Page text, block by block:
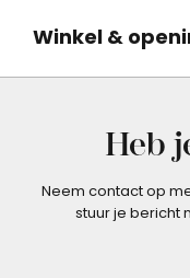
Winkel &
Heb
Neem contact op
stuur je bericht